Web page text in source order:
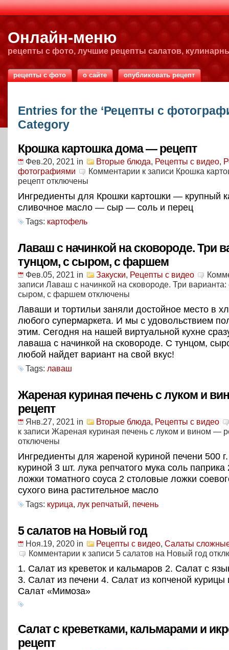
Онлайн-меню
рецепты с фото, лучшие рецепты салатов,
рецепты с фото о сайте опубликовать рецепт
Entries for the ‘Рецепты с
Category
Крошка картошка дома — рецепт
Фев.20, 2021 in Вторые блюда, Рецепты с видео,
фотографиями
Комментарии к записи Крошка
рецепт отключены
Ингредиенты для Крошки картошки — крупный
сливочное масло — сыр — соль и перец
Tags: картофель
Лаваш с начинкой на сковороде. Три
тунцом, с сыром, с фаршем
Фев.05, 2021 in Закуски, Рецепты с видео
записи Лаваш с начинкой на сковороде. Три варианта:
сыром, с фаршем отключены
Лаваши и тортильи заняли достойное место в
любого супермаркета. И мы с удовольствием
этим. Сегодня на нашей виртуальной кухне
лаваша с начинкой на сковороде. С тунцом,
любой найдет вариант на свой вкус!
Tags: лаваш
Жареная куриная печень с луком и
рецепт
Янв.27, 2021 in Вторые блюда, Рецепты с видео
к записи Жареная куриная печень с луком и вином —
отключены
Ингредиенты для жареной куриной печени 500
куриной 3 шт. лука репчатого мука соль
ложки томатного соуса 2 столовые ложки
сухого вина растительное масло
Tags: курица, лук репчатый, печень
5 салатов на Новый год
Ноя.19, 2020 in Рецепты с видео, Салаты
Комментарии к записи 5 салатов на Новый год
1. Салат из креветок и кальмаров 2. Салат с
3. Салат из печени 4. Салат из копченой курицы
Салат «Мимоза»
Салат с креветками, кальмарами и
рецепт